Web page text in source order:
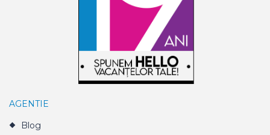
AGENTIE
Blog